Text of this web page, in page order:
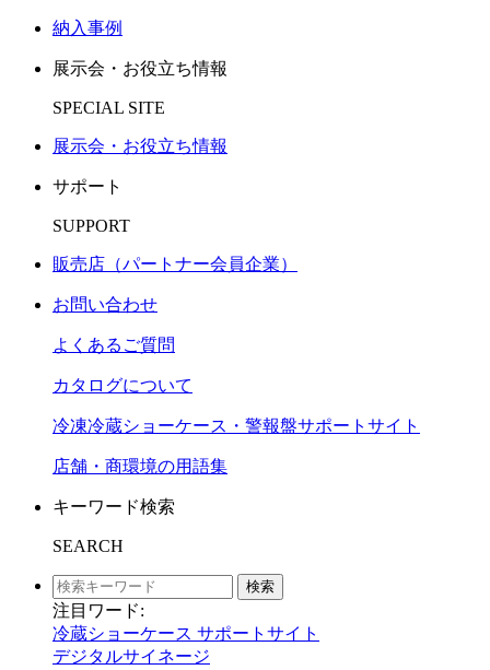
納入事例
展示会・お役立ち情報
SPECIAL SITE
展示会・お役立ち情報
サポート
SUPPORT
販売店（パートナー会員企業）
お問い合わせ
よくあるご質問
カタログについて
冷凍冷蔵ショーケース・警報盤サポートサイト
店舗・商環境の用語集
キーワード検索
SEARCH
検索
注目ワード:
冷蔵ショーケース サポートサイト
デジタルサイネージ